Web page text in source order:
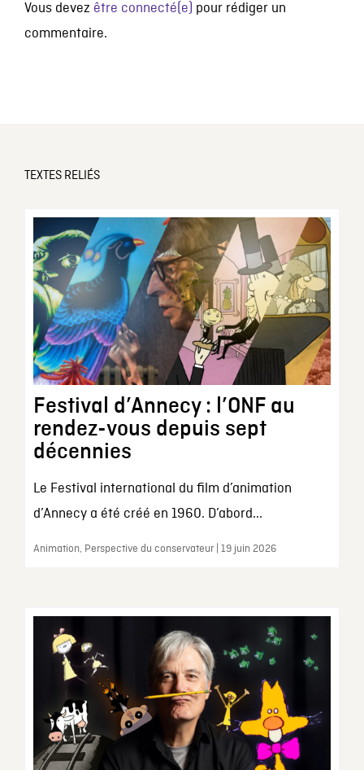
Vous devez être connecté(e) pour rédiger un
commentaire.
TEXTES RELIÉS
Festival d’Annecy : l’ONF au
rendez-vous depuis sept
décennies
Le Festival international du film d’animation
d’Annecy a été créé en 1960. D’abord...
Animation, Perspective du conservateur | 19 juin 2026